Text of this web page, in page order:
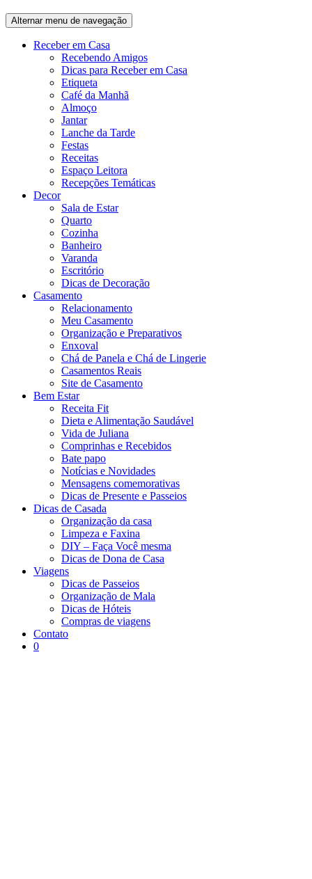
Alternar menu de navegação
Receber em Casa
Recebendo Amigos
Dicas para Receber em Casa
Etiqueta
Café da Manhã
Almoço
Jantar
Lanche da Tarde
Festas
Receitas
Espaço Leitora
Recepções Temáticas
Decor
Sala de Estar
Quarto
Cozinha
Banheiro
Varanda
Escritório
Dicas de Decoração
Casamento
Relacionamento
Meu Casamento
Organização e Preparativos
Enxoval
Chá de Panela e Chá de Lingerie
Casamentos Reais
Site de Casamento
Bem Estar
Receita Fit
Dieta e Alimentação Saudável
Vida de Juliana
Comprinhas e Recebidos
Bate papo
Notícias e Novidades
Mensagens comemorativas
Dicas de Presente e Passeios
Dicas de Casada
Organização da casa
Limpeza e Faxina
DIY – Faça Você mesma
Dicas de Dona de Casa
Viagens
Dicas de Passeios
Organização de Mala
Dicas de Hóteis
Compras de viagens
Contato
0